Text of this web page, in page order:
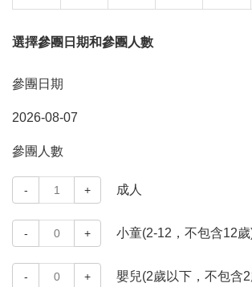
選擇參團日期和參團人數
參團日期
2026-08-07
參團人數
- 1 + 成人
- 0 + 小童(2-12，不包含12
- 0 + 嬰兒(2歲以下，不包含